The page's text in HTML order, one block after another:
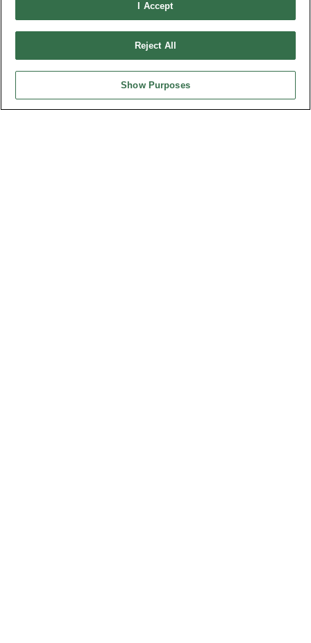
請勿出售或分享我的個人信息
弘振企業股份有限公司 © 2024 All Rights Reserved.
I Accept
Reject All
Show Purposes